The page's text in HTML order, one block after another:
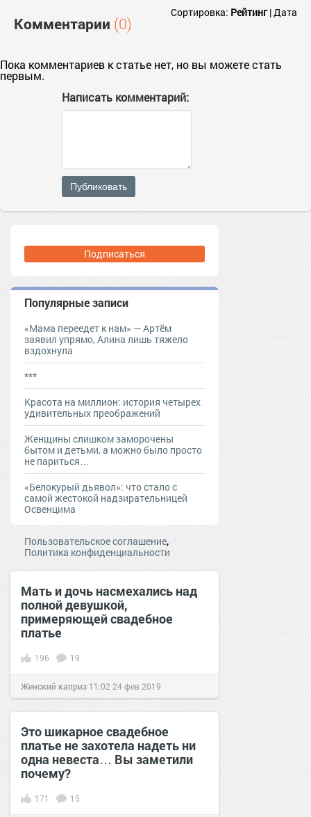
Комментарии (0)
Сортировка: Рейтинг| Дата
Пока комментариев к статье нет, но вы можете стать
первым.
Написать комментарий:
Публиковать
Подписаться
Популярные записи
«Мама переедет к нам» — Артём
заявил упрямо, Алина лишь тяжело
вздохнула
***
Красота на миллион: история четырех
удивительных преображений
Женщины слишком заморочены
бытом и детьми, а можно было просто
не париться…
«Белокурый дьявол»: что стало с
самой жестокой надзирательницей
Освенцима
Пользовательское соглашение,
Политика конфиденциальности
Мать и дочь насмехались над
полной девушкой,
примеряющей свадебное
платье
196 19
Женский каприз 11:02 24 фев 2019
Это шикарное свадебное
платье не захотела надеть ни
одна невеста… Вы заметили
почему?
171 15